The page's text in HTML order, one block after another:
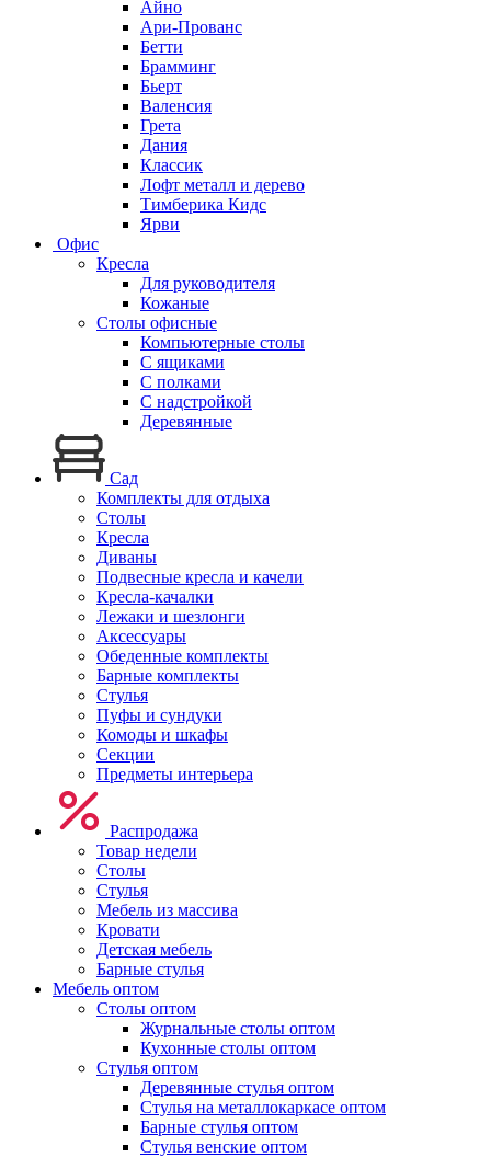
Айно
Ари-Прованс
Бетти
Брамминг
Бьерт
Валенсия
Грета
Дания
Классик
Лофт металл и дерево
Тимберика Кидс
Ярви
Офис
Кресла
Для руководителя
Кожаные
Столы офисные
Компьютерные столы
С ящиками
С полками
С надстройкой
Деревянные
Сад
Комплекты для отдыха
Столы
Кресла
Диваны
Подвесные кресла и качели
Кресла-качалки
Лежаки и шезлонги
Аксессуары
Обеденные комплекты
Барные комплекты
Стулья
Пуфы и сундуки
Комоды и шкафы
Секции
Предметы интерьера
Распродажа
Товар недели
Столы
Стулья
Мебель из массива
Кровати
Детская мебель
Барные стулья
Мебель оптом
Столы оптом
Журнальные столы оптом
Кухонные столы оптом
Стулья оптом
Деревянные стулья оптом
Стулья на металлокаркасе оптом
Барные стулья оптом
Стулья венские оптом